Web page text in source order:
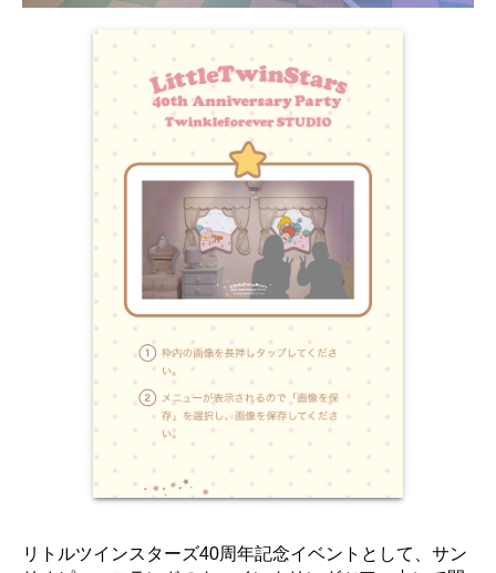
リトルツインスターズ40周年記念イベントとして、サン